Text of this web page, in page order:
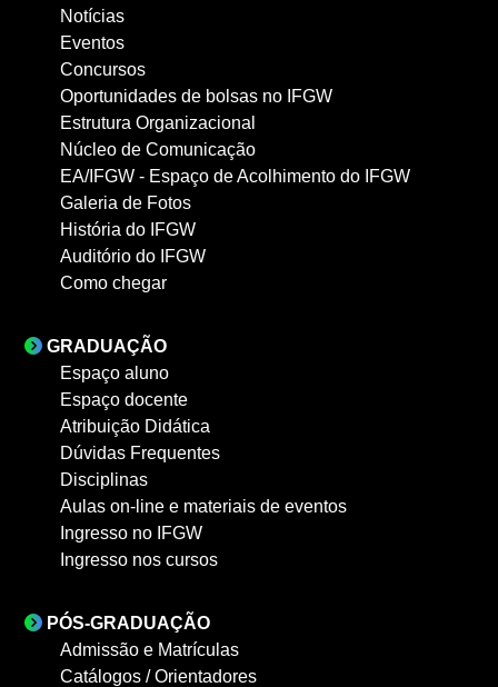
Notícias
Eventos
Concursos
Oportunidades de bolsas no IFGW
Estrutura Organizacional
Núcleo de Comunicação
EA/IFGW - Espaço de Acolhimento do IFGW
Galeria de Fotos
História do IFGW
Auditório do IFGW
Como chegar
GRADUAÇÃO
Espaço aluno
Espaço docente
Atribuição Didática
Dúvidas Frequentes
Disciplinas
Aulas on-line e materiais de eventos
Ingresso no IFGW
Ingresso nos cursos
PÓS-GRADUAÇÃO
Admissão e Matrículas
Catálogos / Orientadores